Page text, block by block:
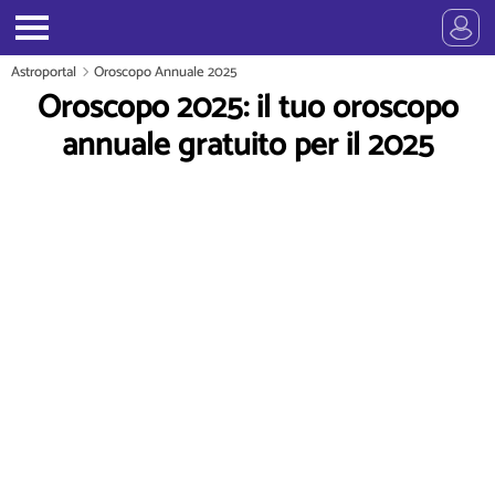
Astroportal Oroscopo Annuale 2025
Oroscopo 2025: il tuo oroscopo
annuale gratuito per il 2025